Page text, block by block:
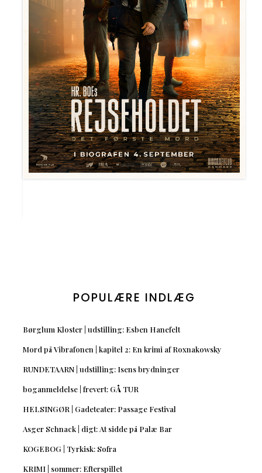
POPULÆRE INDLÆG
Børglum Kloster | udstilling: Esben Hanefelt
Mord på Vibrafonen | kapitel 2: En krimi af Roxnakowsky
RUNDETAARN | udstilling: Isens brydninger
boganmeldelse | frevert: GÅ TUR
HELSINGØR | Gadeteater: Passage Festival
Asger Schnack | digt: At sidde på Palæ Bar
KOGEBOG | Tyrkisk: Sofra
KRIMI | sommer: Efterspillet